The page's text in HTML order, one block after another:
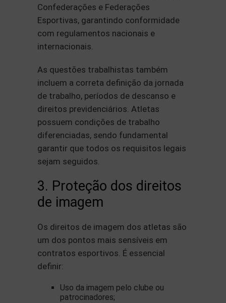
Confederações e Federações
Esportivas, garantindo conformidade
com regulamentos nacionais e
internacionais.
As questões trabalhistas também
incluem a correta definição da jornada
de trabalho, períodos de descanso e
direitos previdenciários. Atletas
possuem condições de trabalho
diferenciadas, sendo fundamental
garantir que todos os requisitos legais
sejam seguidos.
3. Proteção dos direitos
de imagem
Os direitos de imagem dos atletas são
um dos pontos mais sensíveis em
contratos esportivos. É essencial
definir:
Uso da imagem pelo clube ou
patrocinadores;